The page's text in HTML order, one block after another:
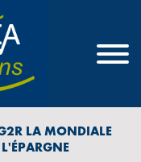
LA MONDIALE
L'ÉPARGNE